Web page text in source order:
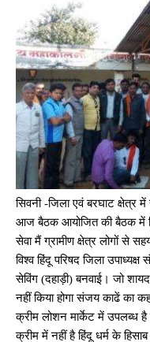
सिवनी -जिला एवं बरघाट क्षेत्र
आज बैठक आयोजित की बैठक में
सेवा मैं ग्रामीण क्षेत्र लोगों से
विश्व हिंदू परिषद जिला
सेविंग (दहाड़ी) बनवाई। जो
नहीं किया होगा संजय काढें का
क्रीम लोशन मार्केट में उपलब्ध है
क्रीम में नहीं है हिंदू धर्म के